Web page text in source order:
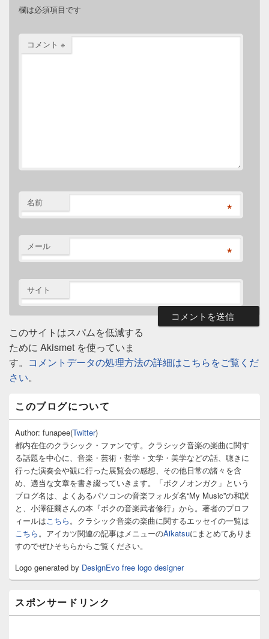
欄は必須項目です
コメント ※
名前 *
メール *
サイト
このサイトはスパムを低減する
ために Akismet を使っていま
す。 コメントデータの処理方法の詳細はこちらをご覧くだ
さい。
ン
サ
イ
バ
ー
ウ
ィ
ト
エ
ア
このブログについて
Author: funapee(Twitter)
都内在住のクラシック・ファンです。クラシック音楽の楽曲に関す
る話題を中心に、音楽・芸術・哲学・文学・美学などの話、聴きに
行った演奏会や観に行った展覧会の感想、その他日常の諸々を含
め、適当な文章を書き綴っていきます。「ボクノオンガク」という
ブログ名は、よくあるパソコンの音楽フォルダ名“My Music”の和訳
と、小澤征爾さんの本『ボクの音楽武者修行』から。著者のプロフ
ィールは こちら 。クラシック音楽の楽曲に関するエッセイの一覧は
こちら 。アイカツ関連の記事はメニューのAikatsuにまとめてありま
すのでぜひそちらからご覧ください。
Logo generated by DesignEvo free logo designer
スポンサードリンク